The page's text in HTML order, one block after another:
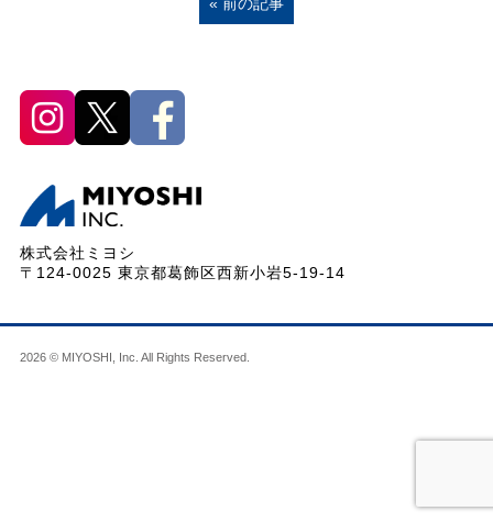
株式会社ミヨシ
〒124-0025 東京都葛飾区西新小岩5-19-14
2026 © MIYOSHI, Inc. All Rights Reserved.